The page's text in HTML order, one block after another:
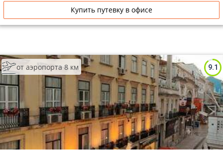
Купить путевку в офисе
9.1
от аэропорта 8 км